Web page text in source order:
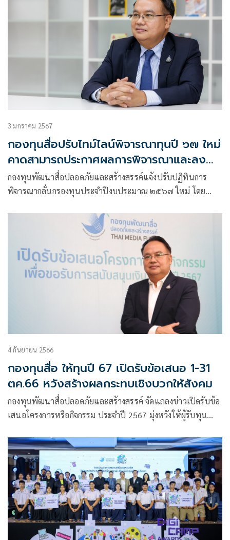
3 มกราคม 2567
กองทุนสื่อปรับไทม์ไลน์พิจารณาทุนปี ๖๗ ใหม่
คาดสามารถประกาศผลการพิจารณาและลง
นามในสัญญาได้ช่วงเดือนมีนาคม ๒๕๖๗
กองทุนพัฒนาสื่อปลอดภัยและสร้างสรรค์แจ้งปรับปฏิทินการ
พิจารณากลั่นกรองทุนประจำปีงบประมาณ ๒๕๖๗ ใหม่ โดย
เกณฑ์การแต่งตั้งคณะอนุกรรมการกลั่นกรองและพิจารณา
4 กันยายน 2566
กองทุนสื่อ ให้ทุนปี 67 เปิดรับข้อเสนอ 1-31
ตค.66 หวังสร้างผลกระทบเชิงบวกให้สังคม
กองทุนพัฒนาสื่อปลอดภัยและสร้างสรรค์ จัดแถลงข่าวเปิดรับข้อ
เสนอโครงการหรือกิจกรรม ประจำปี 2567 มุ่งหวังให้ผู้รับทุน
อารีย์